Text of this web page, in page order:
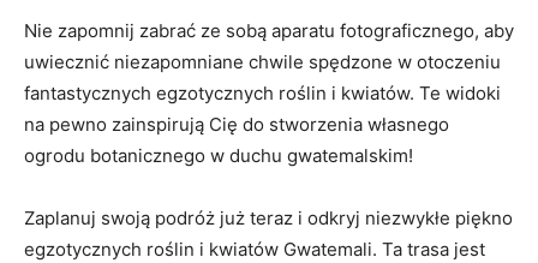
Nie zapomnij zabrać‍ ze‌ sobą aparatu fotograficznego, aby
uwiecznić niezapomniane ⁣chwile spędzone w otoczeniu
fantastycznych​ egzotycznych roślin i kwiatów. Te widoki
na‌ pewno zainspirują‍ Cię​ do stworzenia własnego
ogrodu​ botanicznego w ⁣duchu gwatemalskim!
Zaplanuj swoją podróż ‌już ⁢teraz i odkryj niezwykłe ⁣piękno
egzotycznych roślin i kwiatów Gwatemali. Ta trasa‌ jest